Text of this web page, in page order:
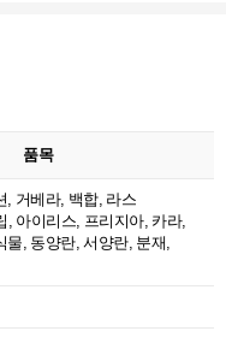
품목
, 거베라, 백합, 라스
, 아이리스, 프리지아, 카라,
, 동양란, 서양란, 분재,